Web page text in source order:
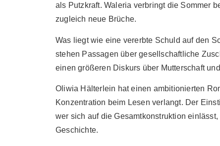
als Putzkraft. Waleria verbringt die Sommer
zugleich neue Brüche.
Was liegt wie eine vererbte Schuld auf den
stehen Passagen über gesellschaftliche
einen größeren Diskurs über Mutterschaft
Oliwia Hälterlein hat einen ambitionierten
Konzentration beim Lesen verlangt. Der
wer sich auf die Gesamtkonstruktion
Geschichte.